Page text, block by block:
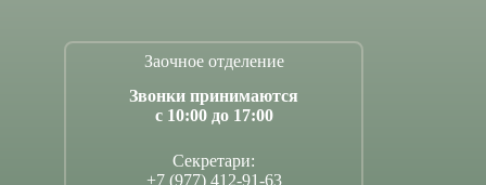
Заочное отделение
Звонки принимаются
с 10:00 до 17:00
Секретари:
+7 (977) 412-91-63